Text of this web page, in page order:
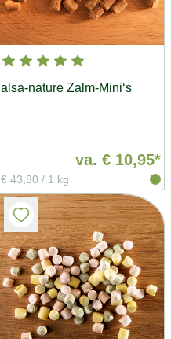
alsa-nature Zalm-Mini‘s
va. € 10,95*
€ 43,80 / 1 kg